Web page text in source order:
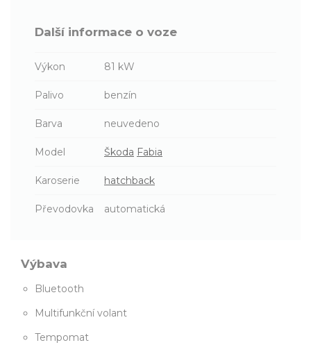
Další informace o voze
Výkon 81 kW
Palivo benzín
Barva neuvedeno
Model Škoda Fabia
Karoserie hatchback
Převodovka automatická
Výbava
Bluetooth
Multifunkční volant
Tempomat